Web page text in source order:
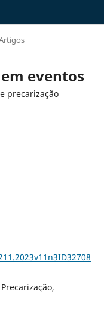
eventos
precarização